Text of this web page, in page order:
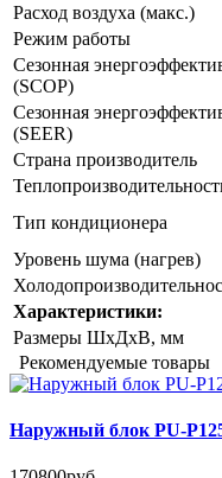
Расход воздуха (макс.)
Режим работы
Сезонная
(SCOP)
Сезонная
(SEER)
Страна производитель
Тип кондиционера
Уровень шума (нагрев)
Характеристики:
Размеры ШxДxВ, мм
Рекомендуемые товары
Наружный блок PU-